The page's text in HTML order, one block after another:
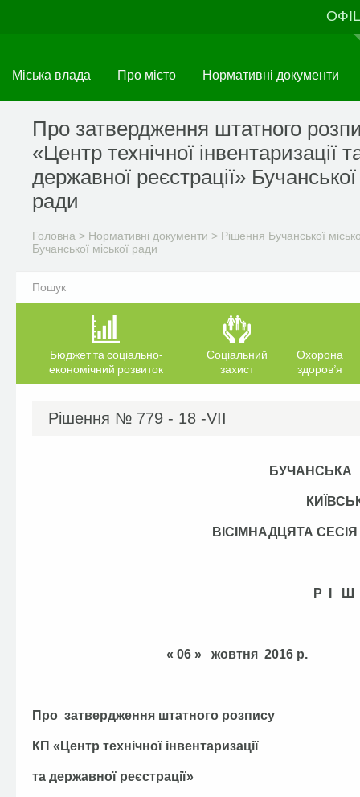
Міська влада Про місто Нормативні документи
Про затвердження штатного
«Центр технічної інвентаризації
державної реєстрації» Бучанської
ради
Головна > Нормативні документи > Рішення Бучанської
Бучанської міської ради
Бюджет та соціально-
економічний розвиток
Соціальний
захист
Охорона
здоров’я
Рішення № 779 - 18 -VІІ
ВІСІМНАДЦЯТА
Р І
« 06 » жовтня
Про затвердження штатного розпису
КП «Центр технічної інвентаризації
та державної реєстрації»